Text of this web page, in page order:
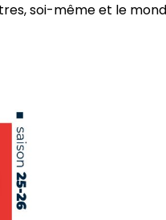
soi-même et le